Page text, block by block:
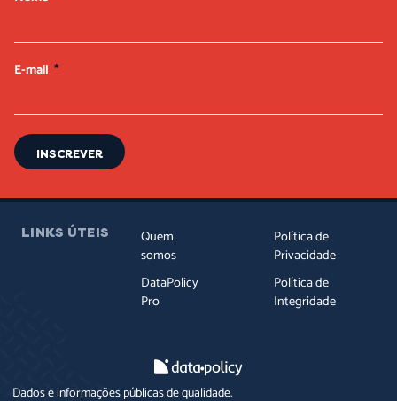
E-mail
INSCREVER
LINKS ÚTEIS
Quem
somos
DataPolicy
Pro
Política de
Privacidade
Política de
Integridade
Dados e informações públicas de qualidade.